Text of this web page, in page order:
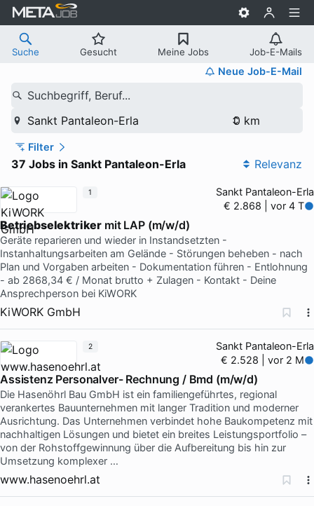
Suche Gesucht Meine Jobs Job-E-Mails
Neue Job-E-Mail
Suchbegriff, Beruf...
Sankt Pantaleon-Erla
Filter
37 Jobs in Sankt Pantaleon-Erla Relevanz
Sankt Pantaleon-Erla
€ 2.868 | vor 4 T
Betriebselektriker mit LAP (m/w/d)
Geräte reparieren und wieder in Instandsetzten -
Instanhaltungsarbeiten am Gelände - Störungen beheben - nach
Plan und Vorgaben arbeiten - Dokumentation führen - Entlohnung
- ab 2868,34 € / Monat brutto + Zulagen - Kontakt - Deine
Ansprechperson bei KiWORK
KiWORK GmbH
1
Sankt Pantaleon-Erla
€ 2.528 | vor 2 M
Assistenz Personalver- Rechnung / Bmd (m/w/d)
Die Hasenöhrl Bau GmbH ist ein familiengeführtes, regional
verankertes Bauunternehmen mit langer Tradition und moderner
Ausrichtung. Das Unternehmen verbindet hohe Baukompetenz mit
nachhaltigen Lösungen und bietet ein breites Leistungsportfolio –
von der Rohstoffgewinnung über die Aufbereitung bis hin zur
Umsetzung komplexer …
www.hasenoehrl.at
2